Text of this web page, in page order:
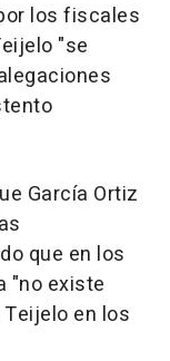
los fiscales
"se
García Ortiz
que en los
"no existe
en los